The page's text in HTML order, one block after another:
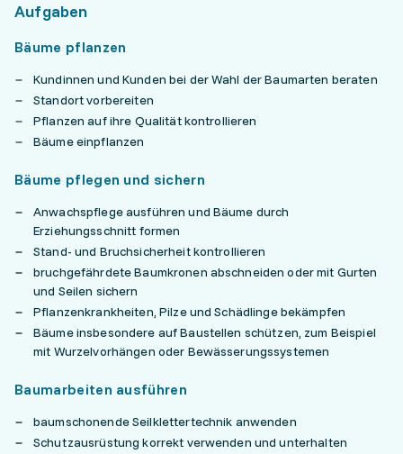
Aufgaben
Bäume pflanzen
Kundinnen und Kunden bei der Wahl der Baumarten beraten
Standort vorbereiten
Pflanzen auf ihre Qualität kontrollieren
Bäume einpflanzen
Bäume pflegen und sichern
Anwachspflege ausführen und Bäume durch
Erziehungsschnitt formen
Stand- und Bruchsicherheit kontrollieren
bruchgefährdete Baumkronen abschneiden oder mit Gurten
und Seilen sichern
Pflanzenkrankheiten, Pilze und Schädlinge bekämpfen
Bäume insbesondere auf Baustellen schützen, zum Beispiel
mit Wurzelvorhängen oder Bewässerungssystemen
Baumarbeiten ausführen
baumschonende Seilklettertechnik anwenden
Schutzausrüstung korrekt verwenden und unterhalten